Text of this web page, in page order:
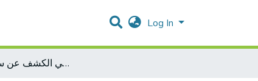
Log In
تقييم فاعلية مجسم الكبد متعدد وسائط التصوير الطبي في الكشف عن سرطان الكبد